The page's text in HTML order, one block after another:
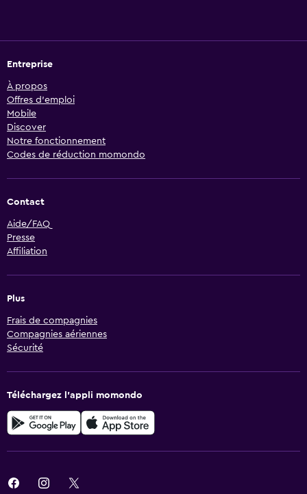
Entreprise
À propos
Offres d’emploi
Mobile
Discover
Notre fonctionnement
Codes de réduction momondo
Contact
Aide/FAQ
Presse
Affiliation
Plus
Frais de compagnies
Compagnies aériennes
Sécurité
Téléchargez l’appli momondo